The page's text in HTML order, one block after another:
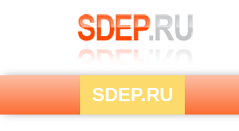
SDEP.RU